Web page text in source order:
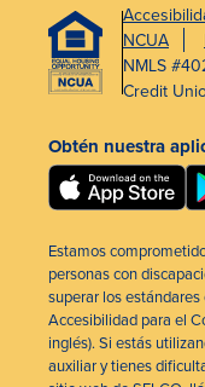
NCUA
NMLS
Credit
Obtén nuestra
Estamos
personas con
superar los
Accesibilidad para el
inglés). Si estás
auxiliar y tienes